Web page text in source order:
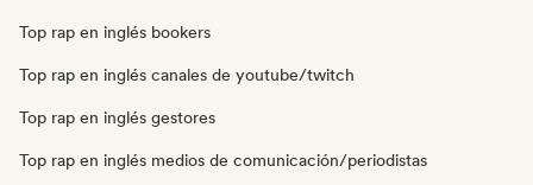
Top rap en inglés bookers
Top rap en inglés canales de youtube/twitch
Top rap en inglés gestores
Top rap en inglés medios de comunicación/periodistas